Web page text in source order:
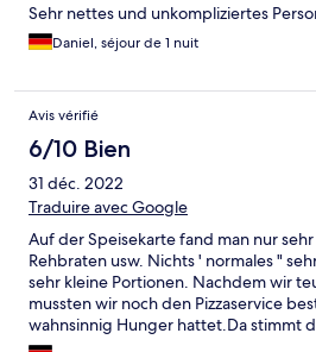
Sehr nettes und unkompliziertes
Daniel, séjour de 1 nuit
Avis vérifié
6/10 Bien
31 déc. 2022
Traduire avec Google
Auf der Speisekarte fand man nur
Rehbraten usw. Nichts ' normales "
sehr kleine Portionen. Nachdem wir
mussten wir noch den Pizzaservice
wahnsinnig Hunger hattet.Da stimmt